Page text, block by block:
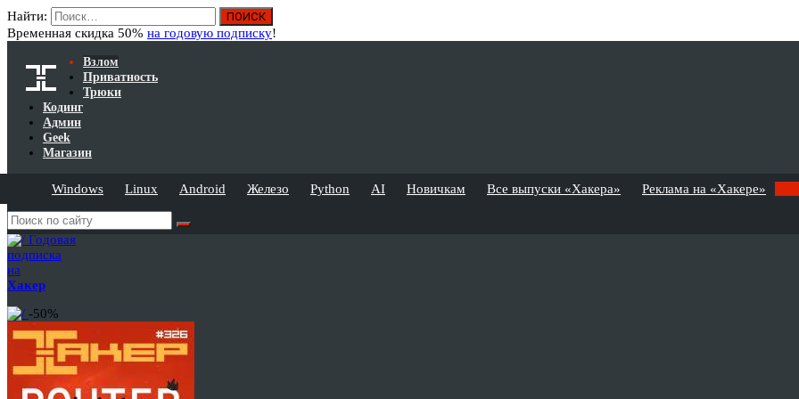
Найти:
Временная скидка 50% на годовую подписку!
Взлом
Приватность
Трюки
Кодинг
Админ
Geek
Магазин
Windows Linux Android Железо Python AI Новичкам Все выпуски «Хакера» Реклама на «Хакере»
Годовая
подписка
на
Хакер
-50%